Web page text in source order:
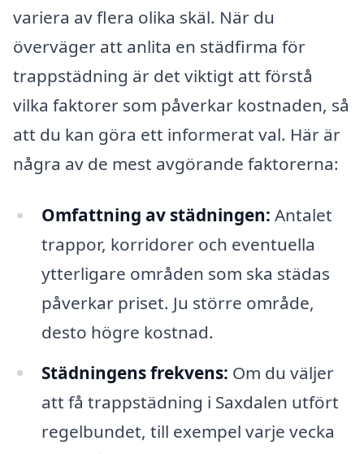
variera av flera olika skäl. När du
överväger att anlita en städfirma för
trappstädning är det viktigt att förstå
vilka faktorer som påverkar kostnaden, så
att du kan göra ett informerat val. Här är
några av de mest avgörande faktorerna:
Omfattning av städningen: Antalet
trappor, korridorer och eventuella
ytterligare områden som ska städas
påverkar priset. Ju större område,
desto högre kostnad.
Städningens frekvens: Om du väljer
att få trappstädning i Saxdalen utfört
regelbundet, till exempel varje vecka